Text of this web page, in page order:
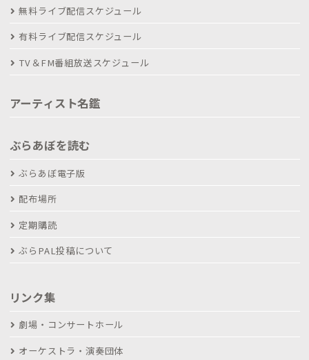
無料ライブ配信スケジュール
有料ライブ配信スケジュール
TV＆FM番組放送スケジュール
アーティスト名鑑
ぶらあぼを読む
ぶらあぼ電子版
配布場所
定期購読
ぶらPAL投稿について
リンク集
劇場・コンサートホール
オーケストラ・演奏団体